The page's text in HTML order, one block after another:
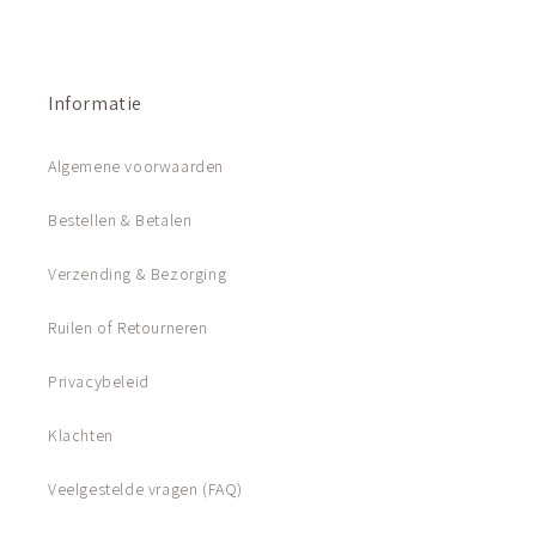
Informatie
Algemene voorwaarden
Bestellen & Betalen
Verzending & Bezorging
Ruilen of Retourneren
Privacybeleid
Klachten
Veelgestelde vragen (FAQ)